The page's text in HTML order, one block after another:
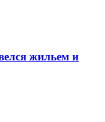
жильем и